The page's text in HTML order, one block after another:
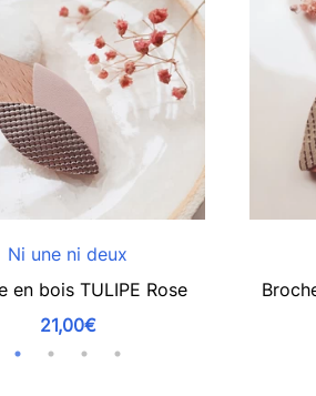
Ni une ni deux
en bois TULIPE Rose
21,00€